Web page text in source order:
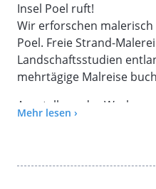
Insel Poel ruft!
Wir erforschen
Poel. Freie Strand-
Landschaftsstudien
mehrtägige Malreise
Ausstellung der Werke
noch den Workshop am
Mehr lesen ›